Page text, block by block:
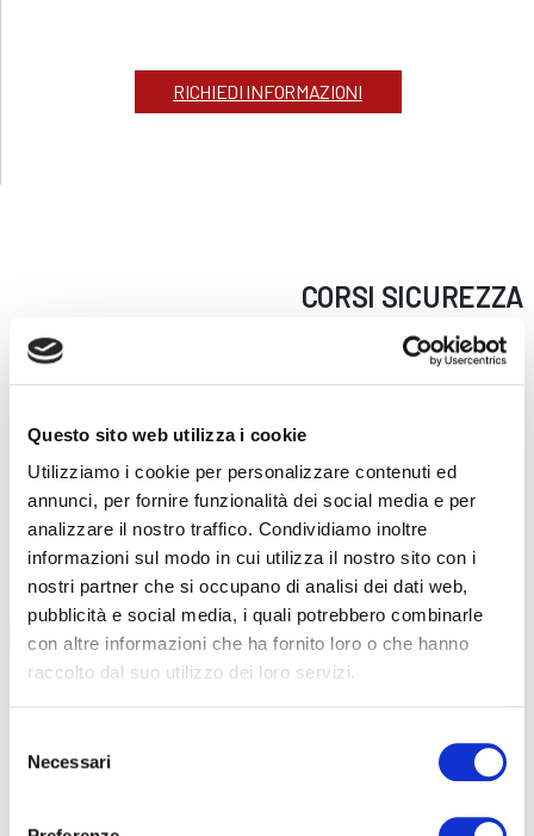
Questo sito web utilizza i cookie
Utilizziamo i cookie per personalizzare contenuti ed
annunci, per fornire funzionalità dei social media e per
analizzare il nostro traffico. Condividiamo inoltre
informazioni sul modo in cui utilizza il nostro sito con i
nostri partner che si occupano di analisi dei dati web,
pubblicità e social media, i quali potrebbero combinarle
con altre informazioni che ha fornito loro o che hanno
raccolto dal suo utilizzo dei loro servizi.
delNecessari
RICHIEDI INFORMAZIONI
CORSI SICUREZZA
Addetti al primo soccorso
Addetti al servizio antincendio
Formazione lavoratori
PES/PAV
Preposti
FORMAZIONE LAVORATORI
AGGIORNAMENTO
CONTENUTI CORSO
data
08/09/2026
DETTAGLI E ISCRIZIONE
durata